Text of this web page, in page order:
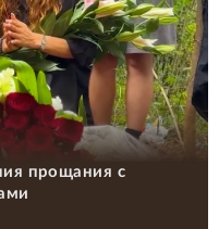
прощания с